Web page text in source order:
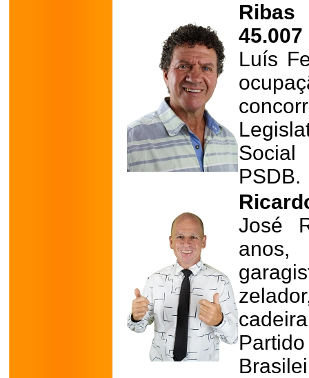
45.007
Luís
Social
PSDB.
José